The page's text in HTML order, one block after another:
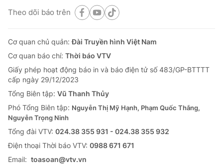
Theo dõi báo trên
Cơ quan chủ quản:Đài Truyền hình Việt Nam
Cơ quan báo chí: Thời báo VTV
Giấy phép hoạt động báo in và báo điện tử số 483/GP-BTTTT
cấp ngày 29/12/2023
Tổng Biên tập: Vũ Thanh Thủy
Phó Tổng Biên tập: Nguyễn Thị Mỹ Hạnh, Phạm Quốc Thắng,
Nguyễn Trọng Ninh
Tổng đài VTV: 024.38 355 931 - 024.38 355 932
Ðiện thoại Thời báo VTV: 0988 671 671
Email: toasoan@vtv.vn